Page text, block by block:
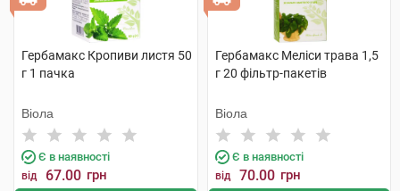
Гербамакс Кропиви листя 50
г 1 пачка
Віола
Є в наявності
від 67.00 грн
Гербамакс Меліси трава 1,5
г 20 фільтр-пакетів
Віола
Є в наявності
від 70.00 грн